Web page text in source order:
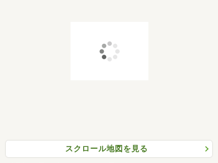
スクロール地図を見る